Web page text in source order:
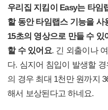
우리집 지킴이 Easy는 타임
할 동안 타임랩스 기능을
15초의 영상으로 만들 수
할 수 있어요. 긴 외출이나
다. 심지어 침입이 발생할
의 경우 최대 1천만 원까지
해서 보상된다고 하네요.